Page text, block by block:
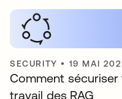
SECURITY • 19 MAI
Comment
travail des RAG